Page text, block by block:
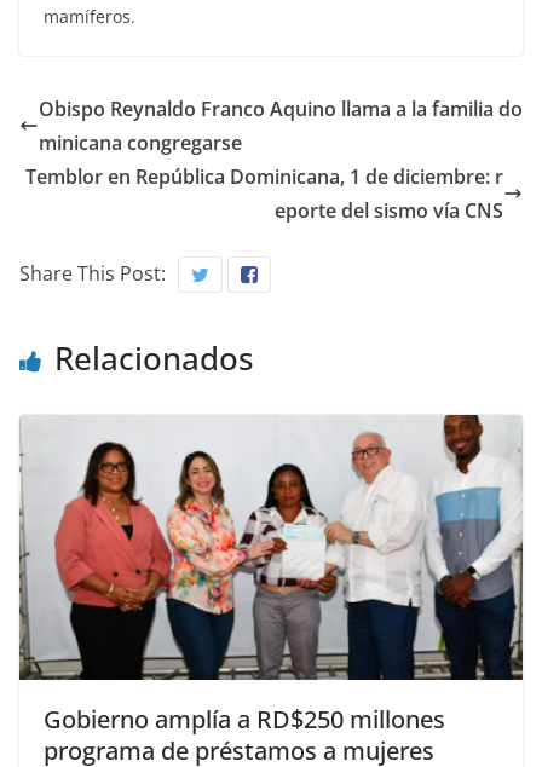
mamíferos.
Obispo Reynaldo Franco Aquino llama a la familia do
minicana congregarse
Temblor en República Dominicana, 1 de diciembre: r
eporte del sismo vía CNS
Share This Post:
Relacionados
Gobierno amplía a RD$250 millones
programa de préstamos a mujeres